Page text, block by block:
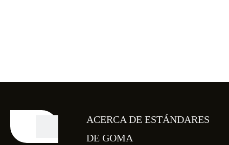
ACERCA DE ESTÁNDARES
DE GOMA